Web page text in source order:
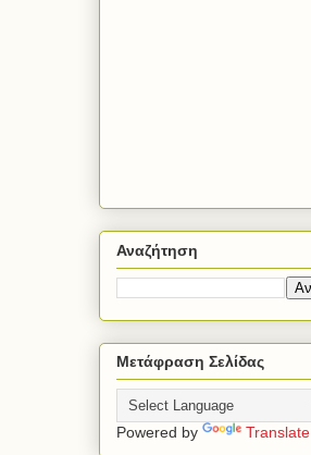
Αναζήτηση
Μετάφραση Σελίδας
Powered by Translate